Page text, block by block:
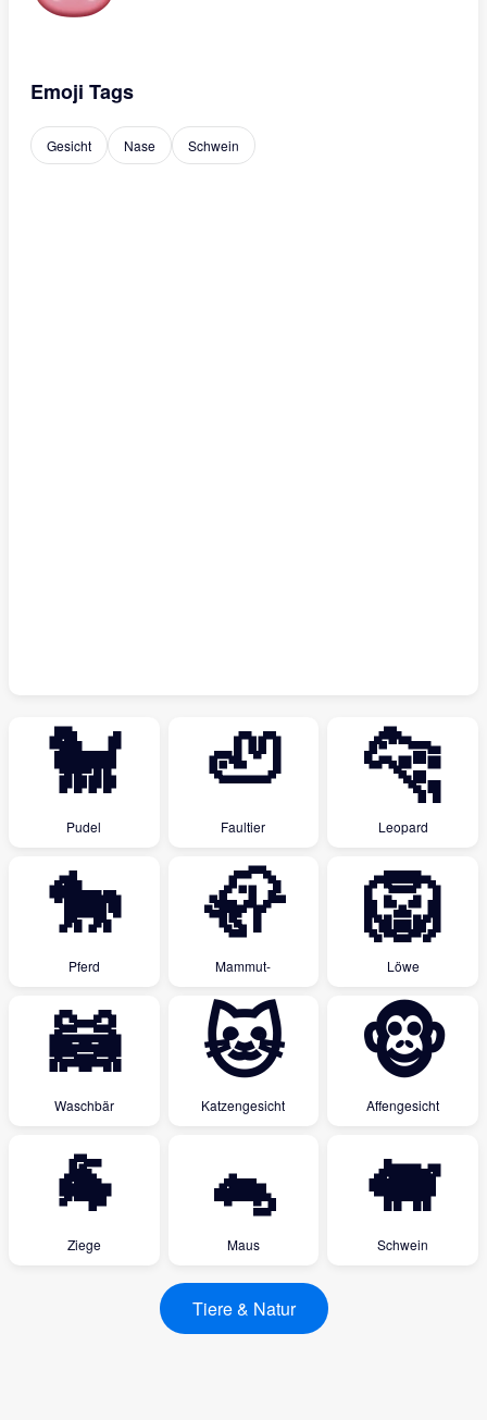
Emoji Tags
Gesicht Nase Schwein
🐩
Pudel
🦥
Faultier
🐆
Leopard
🐎
Pferd
🦣
Mammut-
🦁
Löwe
🦝
Waschbär
🐱
Katzengesicht
🐵
Affengesicht
🐐
Ziege
🐁
Maus
🐖
Schwein
Tiere & Natur